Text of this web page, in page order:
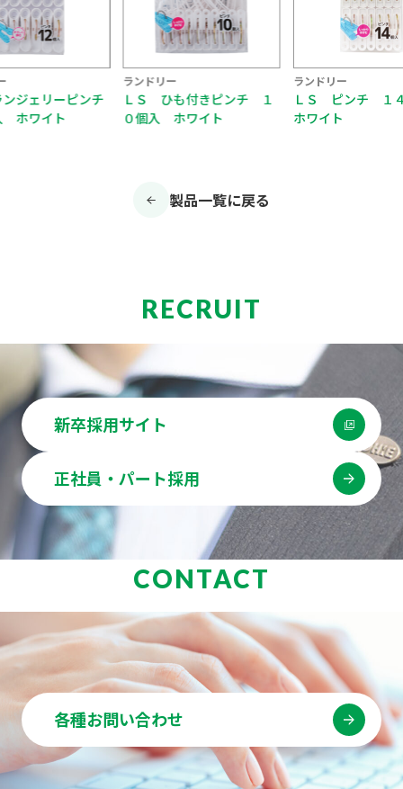
付きピンチ １
ワイト
ランドリー
ＬＳ ピンチ １４個入
ホワイト
ランドリー
ＬＳ ダブルバネ
チ ６個入 ホワ
製品一覧に戻る
RECRUIT
新卒採用サイト
正社員・パート採用
CONTACT
各種お問い合わせ